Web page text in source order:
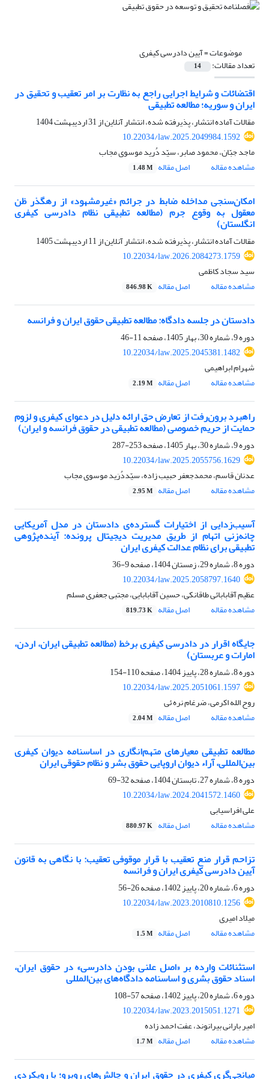
موضوعات =آیین دادرسی کیفری
تعداد مقالات: 14
اقتضائات و شرایط اجرایی راجع به نظارت بر امر تعقیب و تحقیق در
ایران و سوریه؛ مطالعه تطبیقی
مقالات آماده انتشار، پذیرفته شده، انتشار آنلاین از31 اردیبهشت 1404
10.22034/law.2025.2049984.1592
ماجد جبّان، محمود صابر، سیّد دُرید موسوی مجاب
مشاهده مقاله
اصل مقاله 1.48 M
امکان‌سنجی مداخله ضابط در جرائم «غیرمشهود» از رهگذر ظن
معقول به وقوع جرم (مطالعه تطبیقی نظام دادرسی کیفری
انگلستان)
مقالات آماده انتشار، پذیرفته شده، انتشار آنلاین از11 اردیبهشت 1405
10.22034/law.2026.2084273.1759
سید سجاد کاظمی
مشاهده مقاله
اصل مقاله 846.98 K
دادستان در جلسه دادگاه: مطالعه تطبیقی حقوق ایران و فرانسه
دوره 9، شماره 30، بهار 1405، صفحه
11-46
10.22034/law.2025.2045381.1482
شهرام ابراهیمی
مشاهده مقاله
اصل مقاله 2.19 M
راهبرد برون‌رفت از تعارض حق ارائه دلیل در دعوای کیفری و لزوم
حمایت از حریم خصوصی (مطالعه تطبیقی در حقوق فرانسه و ایران)
دوره 9، شماره 30، بهار 1405، صفحه
253-287
10.22034/law.2025.2055756.1629
عدنان قاسم، محمدجعفر حبیب زاده، سیّددُرَید موسوی مجاب
مشاهده مقاله
اصل مقاله 2.95 M
آسیب‌زدایی از اختیارات گسترده‌ی دادستان در مدل آمریکایی
چانه‌زنی اتهام از طریق مدیریت دیجیتال پرونده: آینده‌پژوهی
تطبیقی برای نظام عدالت کیفری ایران
دوره 8، شماره 29، زمستان 1404، صفحه
9-36
10.22034/law.2025.2058797.1640
عظیم آقابابائی طاقانکی، حسین آقابابایی، مجتبی جعفری مسلم
مشاهده مقاله
اصل مقاله 819.73 K
جایگاه اقرار در دادرسی‌ کیفری برخط (مطالعه تطبیقی ایران، اردن،
امارات و عربستان)
دوره 8، شماره 28، پاییز 1404، صفحه
110-154
10.22034/law.2025.2051061.1597
روح الله اکرمی، ضرغام نره ئی
مشاهده مقاله
اصل مقاله 2.04 M
مطالعه تطبیقی معیارهای متهم‌انگاری در اساسنامه دیوان کیفری
بین‌المللی، آراء دیوان اروپایی حقوق بشر و نظام حقوقی ایران
دوره 8، شماره 27، تابستان 1404، صفحه
32-69
10.22034/law.2024.2041572.1460
علی افراسیابی
مشاهده مقاله
اصل مقاله 880.97 K
تزاحم قرار منع تعقیب با قرار موقوفی تعقیب: با نگاهی به قانون
آیین دادرسی کیفری ایران و فرانسه
دوره 6، شماره 20، پاییز 1402، صفحه
26-56
10.22034/law.2023.2010810.1256
میلاد امیری
مشاهده مقاله
اصل مقاله 1.5 M
استثنائات وارده بر «اصل علنی بودن دادرسی» در حقوق ایران،
اسناد حقوق بشری و اساسنامه دادگاه‌های بین‌المللی
دوره 6، شماره 20، پاییز 1402، صفحه
57-108
10.22034/law.2023.2015051.1271
امیر بارانی بیرانوند، عفت احمد زاده
مشاهده مقاله
اصل مقاله 1.7 M
میانجی‌گری کیفری در حقوق ایران و چالش‌های روبرو؛ با رویکردی